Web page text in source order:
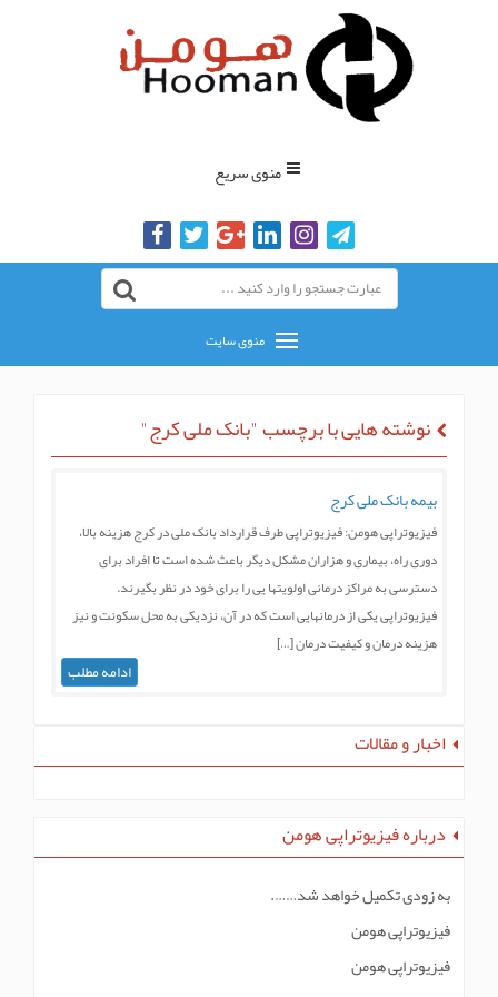
منوی سریع
منوی سایت
هایی با برچسب "بانک ملی کرج"
بانک ملی کرج
هومن: فیزیوتراپی طرف قرارداد بانک ملی در کرج هزینه بالا،
راه، بیماری و هزاران مشکل دیگر باعث شده است تا افراد برای
به مراکز درمانی اولویتها یی را برای خود در نظر بگیرند.
یکی از درمانهایی است که در آن، نزدیکی به محل سکونت و نیز
درمان و کیفیت درمان […]
و مقالات
فیزیوتراپی هومن
تکمیل خواهد شد…….
هومن
هومن